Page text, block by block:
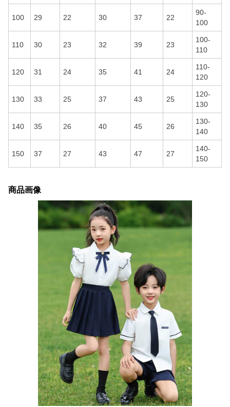
100 29 22 30 37 22
90-
100
110 30 23 32 39 23
100-
110
120 31 24 35 41 24
110-
120
130 33 25 37 43 25
120-
130
140 35 26 40 45 26
130-
140
150 37 27 43 47 27
140-
150
商品画像